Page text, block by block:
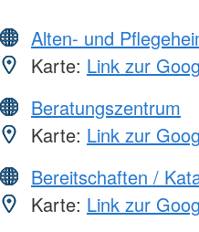
Alten- und
Karte: Link zur
Beratungszentrum
Karte: Link zur
Bereitschaften /
Karte: Link zur